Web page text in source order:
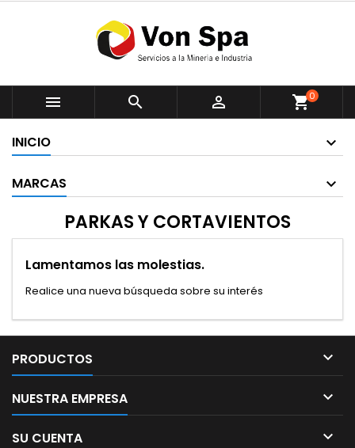
   shopping_cart0
INICIO
MARCAS
PARKAS Y CORTAVIENTOS
Lamentamos las molestias.
Realice una nueva búsqueda sobre su interés
PRODUCTOS 
NUESTRA EMPRESA 
SU CUENTA 